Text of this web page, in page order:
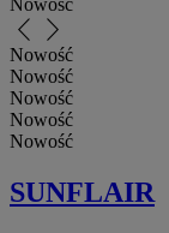
arrow_back_ios_new arrow_forward_ios
Nowość
Nowość
Nowość
Nowość
Nowość
SUNFLAIR